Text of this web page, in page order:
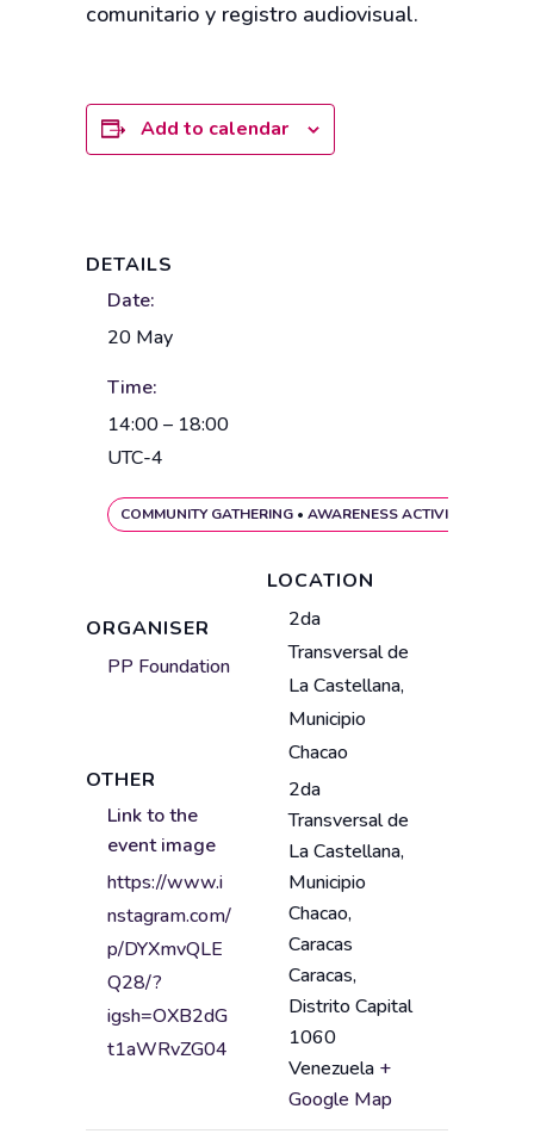
comunitario y registro audiovisual.
Add to calendar
DETAILS
Date:
20 May
Time:
14:00 – 18:00
UTC-4
COMMUNITY GATHERING • AWARENESS ACTIVITY
ORGANISER
PP Foundation
OTHER
Link to the
event image
https://www.i
nstagram.com/
p/DYXmvQLE
Q28/?
igsh=OXB2dG
t1aWRvZG04
LOCATION
V
e
n
n
a
m
e
2da
Transversal de
La Castellana,
Municipio
Chacao
A
r
e
s
s
2da
Transversal de
La Castellana,
Municipio
Chacao,
Caracas
Caracas,
Distrito Capital
1060
Venezuela +
Google Map